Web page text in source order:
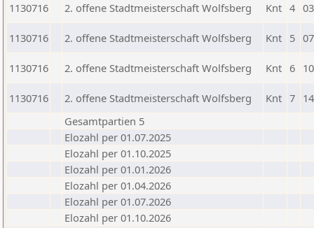
1130716 2. offene Stadtmeisterschaft Wolfsberg Knt 4
1130716 2. offene Stadtmeisterschaft Wolfsberg Knt 5
1130716 2. offene Stadtmeisterschaft Wolfsberg Knt 6
1130716 2. offene Stadtmeisterschaft Wolfsberg Knt 7
Gesamtpartien 5
Elozahl per 01.07.2025
Elozahl per 01.10.2025
Elozahl per 01.01.2026
Elozahl per 01.04.2026
Elozahl per 01.07.2026
Elozahl per 01.10.2026